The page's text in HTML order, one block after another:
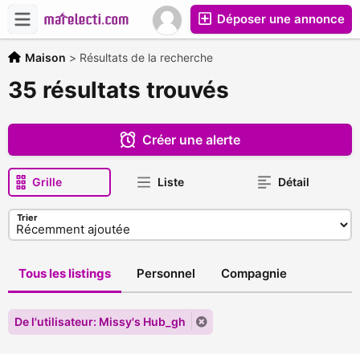
Déposer une annonce
Maison > Résultats de la recherche
35 résultats trouvés
Créer une alerte
Grille Liste Détail
Trier
Tous les listings Personnel Compagnie
De l'utilisateur: Missy's Hub_gh